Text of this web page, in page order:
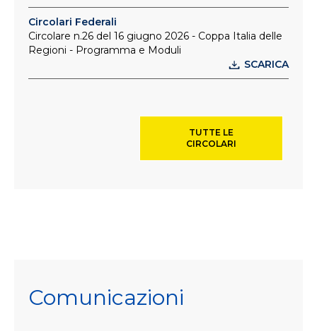
Circolari Federali
Circolare n.26 del 16 giugno 2026 - Coppa Italia delle
Regioni - Programma e Moduli
SCARICA
TUTTE LE
CIRCOLARI
Comunicazioni